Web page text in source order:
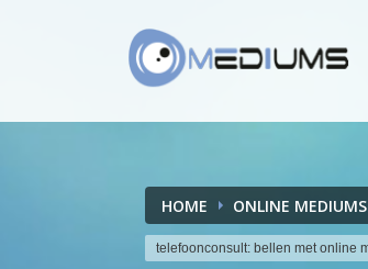
HOME ONLINE MEDIUMS
telefoonconsult: bellen met online